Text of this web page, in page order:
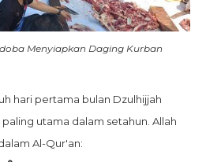
Menyiapkan Daging Kurban
hari pertama bulan Dzulhijjah
utama dalam setahun. Allah
Al-Qur'an: